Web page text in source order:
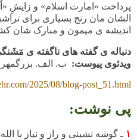
پرداخت «امارت اسلام» و زایشِ
الشان مان رنج بسیاری برای
اندیشه ی میمون و مبارک شان
دنباله ی گفته های ناگفته ی
ویدئوی پیوست: ب. الف.
2025/08/blog-post_51.html
پی نوشت:
۱ ـ گوشه نشینی و راز و نیاز با